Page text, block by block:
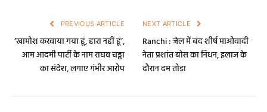
PREVIOUS ARTICLE
‘खामोश करवाया गया हूं, हारा नहीं हूं’,
आम आदमी पार्टी के नाम राघव चड्ढा
का संदेश, लगाए गंभीर आरोप
NEXT ARTICLE
Ranchi : जेल में बंद शीर्ष माओवादी
नेता प्रशांत बोस का निधन, इलाज के
दौरान दम तोड़ा